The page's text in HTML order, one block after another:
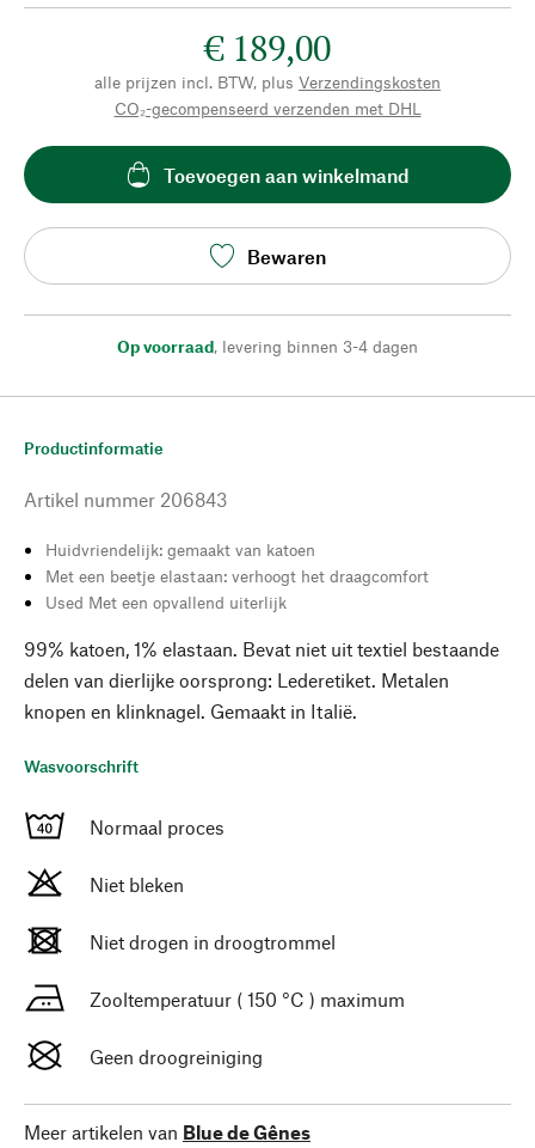
€ 189,00
alle prijzen incl. BTW, plus Verzendingskosten
CO₂-gecompenseerd verzenden met DHL
Toevoegen aan winkelmand
Bewaren
Op voorraad, levering binnen 3-4 dagen
Productinformatie
Artikel nummer 206843
Huidvriendelijk: gemaakt van katoen
Met een beetje elastaan: verhoogt het draagcomfort
Used Met een opvallend uiterlijk
99% katoen, 1% elastaan. Bevat niet uit textiel bestaande
delen van dierlijke oorsprong: Lederetiket. Metalen
knopen en klinknagel. Gemaakt in Italië.
Wasvoorschrift
Normaal proces
Niet bleken
Niet drogen in droogtrommel
Zooltemperatuur ( 150 °C ) maximum
Geen droogreiniging
Meer artikelen van Blue de Gênes